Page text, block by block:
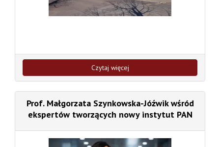
Czytaj więcej
Prof. Małgorzata Szynkowska-Jóźwik wśród
ekspertów tworzących nowy instytut PAN